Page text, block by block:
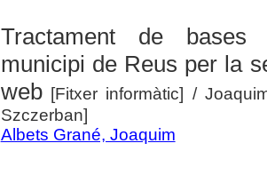
Tractament de bases
municipi de Reus per la
web[Fitxer informàtic] /
Szczerban]
Albets Grané, Joaquim